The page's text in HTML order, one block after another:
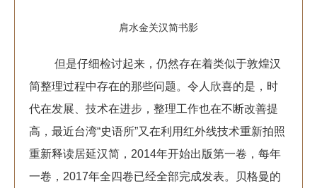
肩水金关汉简书影
但是仔细检讨起来，仍然存在着类似于敦煌汉
简整理过程中存在的那些问题。令人欣喜的是，时
代在发展、技术在进步，整理工作也在不断改善提
高，最近台湾“史语所”又在利用红外线技术重新拍照
重新释读居延汉简，2014年开始出版第一卷，每年
一卷，2017年全四卷已经全部完成发表。贝格曼的